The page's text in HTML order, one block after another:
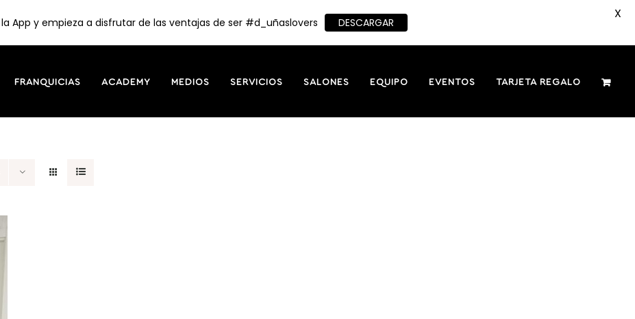
FRANQUICIAS ACADEMY MEDIOS SERVICIOS SALONES EQUIPO EVENTOS TARJETA REGALO
App y empieza a disfrutar de las ventajas de ser #d_uñaslovers DESCARGAR
X